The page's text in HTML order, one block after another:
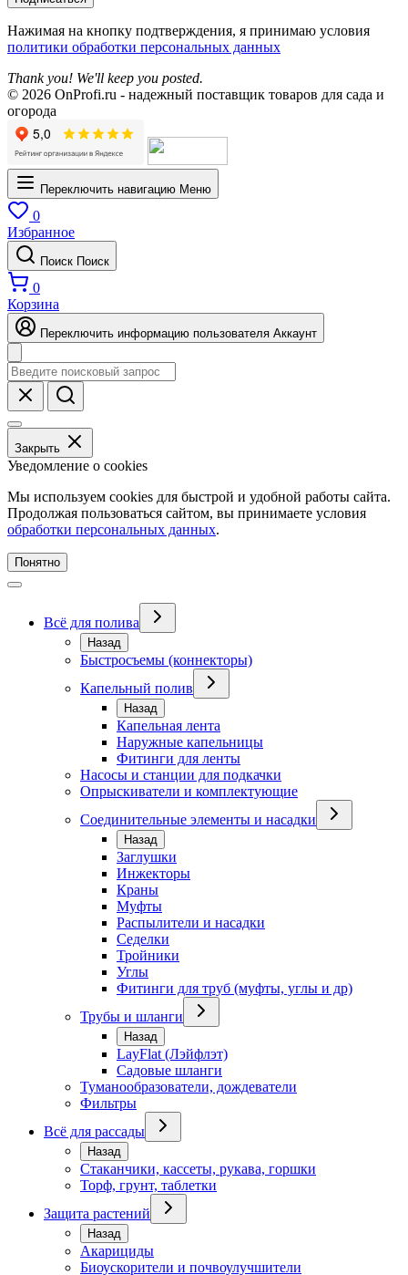
Нажимая на кнопку подтверждения, я принимаю условия
политики обработки персональных данных
Thank you! We'll keep you posted.
© 2026 OnProfi.ru - надежный поставщик товаров для сада и
огорода
Переключить навигацию Меню
0
Избранное
Поиск Поиск
0
Корзина
Переключить информацию пользователя Аккаунт
Закрыть
Уведомление о cookies
Мы используем cookies для быстрой и удобной работы сайта.
Продолжая пользоваться сайтом, вы принимаете условия
обработки персональных данных.
Понятно
Всё для полива
Назад
Быстросъемы (коннекторы)
Капельный полив
Назад
Капельная лента
Наружные капельницы
Фитинги для ленты
Насосы и станции для подкачки
Опрыскиватели и комплектующие
Соединительные элементы и насадки
Назад
Заглушки
Инжекторы
Краны
Муфты
Распылители и насадки
Седелки
Тройники
Углы
Фитинги для труб (муфты, углы и др)
Трубы и шланги
Назад
LayFlat (Лэйфлэт)
Садовые шланги
Туманообразователи, дождеватели
Фильтры
Всё для рассады
Назад
Стаканчики, кассеты, рукава, горшки
Торф, грунт, таблетки
Защита растений
Назад
Акарициды
Биоускорители и почвоулучшители